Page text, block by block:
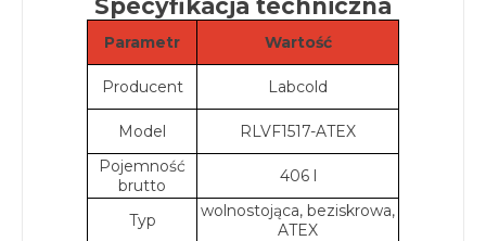
Specyfikacja techniczna
Parametr Wartość
Producent Labcold
Model
RLVF1517-ATEX
Pojemność
brutto
406 l
Typ
wolnostojąca, beziskrowa,
ATEX